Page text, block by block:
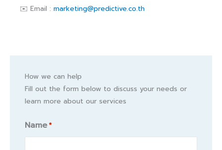
✉️ Email : marketing@predictive.co.th
How we can help
Fill out the form below to discuss your needs or
learn more about our services
Name *
Name